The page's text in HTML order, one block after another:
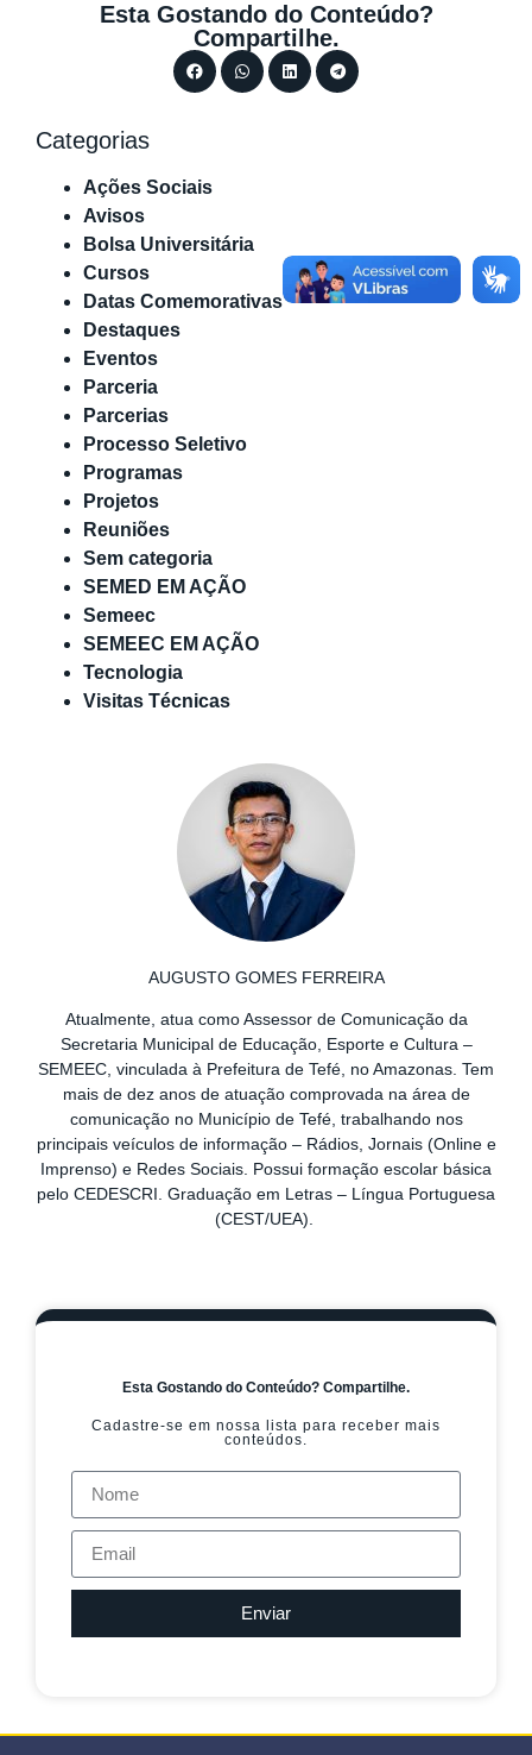
Esta Gostando do Conteúdo?
Compartilhe.
Categorias
Ações Sociais
Avisos
Bolsa Universitária
Cursos
Datas Comemorativas
Destaques
Eventos
Parceria
Parcerias
Processo Seletivo
Programas
Projetos
Reuniões
Sem categoria
SEMED EM AÇÃO
Semeec
SEMEEC EM AÇÃO
Tecnologia
Visitas Técnicas
AUGUSTO GOMES FERREIRA
Atualmente, atua como Assessor de Comunicação da
Secretaria Municipal de Educação, Esporte e Cultura –
SEMEEC, vinculada à Prefeitura de Tefé, no Amazonas. Tem
mais de dez anos de atuação comprovada na área de
comunicação no Município de Tefé, trabalhando nos
principais veículos de informação – Rádios, Jornais (Online e
Imprenso) e Redes Sociais. Possui formação escolar básica
pelo CEDESCRI. Graduação em Letras – Língua Portuguesa
(CEST/UEA).
Esta Gostando do Conteúdo? Compartilhe.
Cadastre-se em nossa lista para receber mais
conteúdos.
Enviar